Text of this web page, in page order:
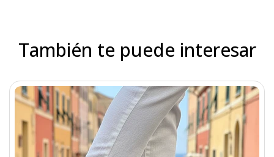
También te puede interesar